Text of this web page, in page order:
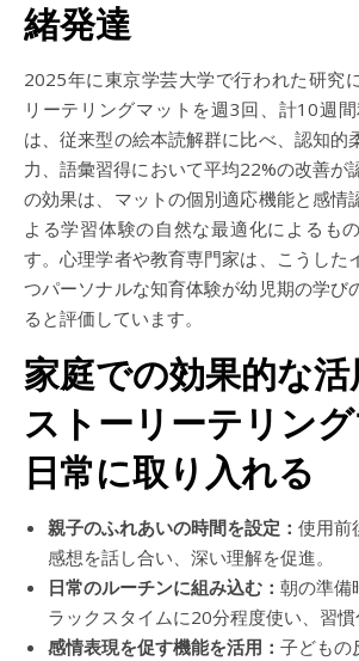
緒発達
2025年に東京学芸大学で行われた研究
リーテリングマットを週3回、計10週
は、従来型の絵本読解群に比べ、認知的
力、語彙習得において平均22%の改善が
の効果は、マットの個別適応機能と感情
よる学習体験の自然な最適化によるも
す。心理学者や教育専門家は、こうした
つパーソナルな知育体験が幼児期の学び
ると評価しています。
家庭での効果的な
ストーリーテリン
日常に取り入れる
親子のふれあいの時間を設定： 使用前
感想を話し合い、深い理解を促進。
日常のルーチンに組み込む： 朝の準備
ラックスタイムに20分程度使い、習慣
感情表現を促す機能を活用： 子どもの